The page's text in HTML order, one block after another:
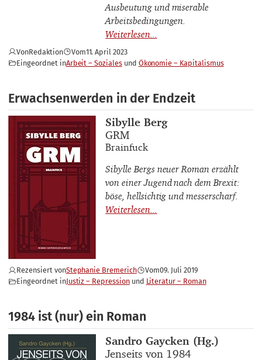
Ausbeutung und miserable
Arbeitsbedingungen.
VonRedaktion Vom11. April 2023
Eingeordnet inArbeit – Soziales Ökonomie – Kapitalismus
Erwachsenwerden in der Endzeit
Buchautor_innen
Sibylle Berg
Buchtitel
GRM
Buchuntertitel
Brainfuck
Sibylle Bergs neuer Roman erzählt
von einer Jugend nach dem Brexit:
böse, hellsichtig und messerscharf.
Rezensiert vonStephanie Bremerich Vom09. Juli 2019
Eingeordnet inJustiz – Repression Literatur – Roman
1984 ist (nur) ein Roman
Buchautor_innen
Sandro Gaycken (Hg.)
Buchtitel
Jenseits von 1984